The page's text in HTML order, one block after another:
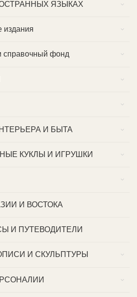
ЯЗЫКАХ
издания
справочный фонд
И БЫТА
КУКЛЫ И ИГРУШКИ
И ВОСТОКА
И ПУТЕВОДИТЕЛИ
И СКУЛЬПТУРЫ